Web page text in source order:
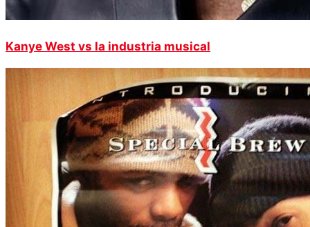
Kanye West vs la industria musical